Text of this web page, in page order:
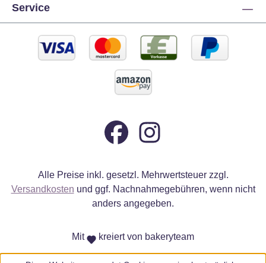
Service
Alle Preise inkl. gesetzl. Mehrwertsteuer zzgl.
Versandkosten und ggf. Nachnahmegebühren, wenn nicht
anders angegeben.
Mit kreiert von bakeryteam